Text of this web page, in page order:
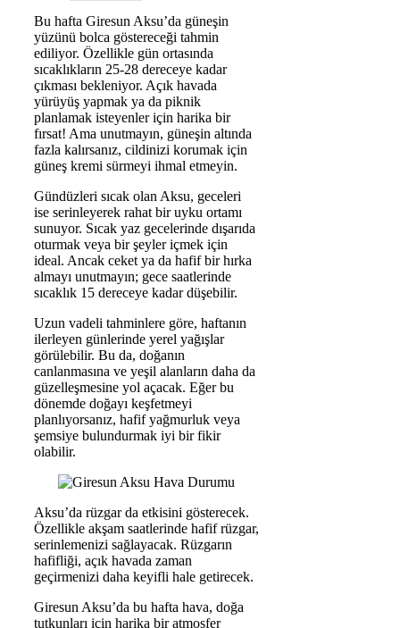
Bu hafta Giresun Aksu’da güneşin
yüzünü bolca göstereceği tahmin
ediliyor. Özellikle gün ortasında
sıcaklıkların 25-28 dereceye kadar
çıkması bekleniyor. Açık havada
yürüyüş yapmak ya da piknik
planlamak isteyenler için harika bir
fırsat! Ama unutmayın, güneşin altında
fazla kalırsanız, cildinizi korumak için
güneş kremi sürmeyi ihmal etmeyin.
Gündüzleri sıcak olan Aksu, geceleri
ise serinleyerek rahat bir uyku ortamı
sunuyor. Sıcak yaz gecelerinde dışarıda
oturmak veya bir şeyler içmek için
ideal. Ancak ceket ya da hafif bir hırka
almayı unutmayın; gece saatlerinde
sıcaklık 15 dereceye kadar düşebilir.
Uzun vadeli tahminlere göre, haftanın
ilerleyen günlerinde yerel yağışlar
görülebilir. Bu da, doğanın
canlanmasına ve yeşil alanların daha da
güzelleşmesine yol açacak. Eğer bu
dönemde doğayı keşfetmeyi
planlıyorsanız, hafif yağmurluk veya
şemsiye bulundurmak iyi bir fikir
olabilir.
Aksu’da rüzgar da etkisini gösterecek.
Özellikle akşam saatlerinde hafif rüzgar,
serinlemenizi sağlayacak. Rüzgarın
hafifliği, açık havada zaman
geçirmenizi daha keyifli hale getirecek.
Giresun Aksu’da bu hafta hava, doğa
tutkunları için harika bir atmosfer